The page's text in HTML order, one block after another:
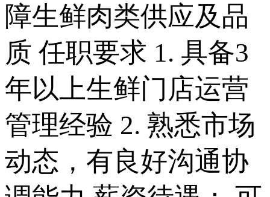
障生鲜肉类供应及品
质 任职要求 1. 具备3
年以上生鲜门店运营
管理经验 2. 熟悉市场
动态，有良好沟通协